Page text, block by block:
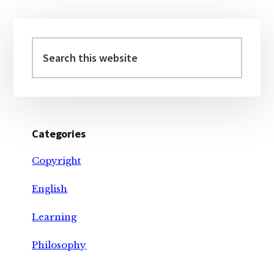
Sidebar
this
website
Categories
Copyright
English
Learning
Philosophy